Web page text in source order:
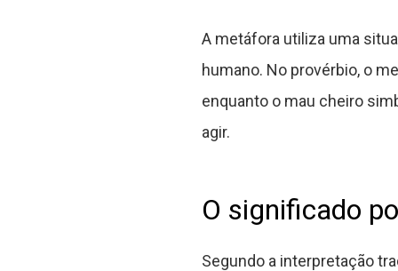
A metáfora utiliza uma
humano. No provérbio, o
enquanto o mau cheiro
agir.
O significado
Segundo a interpretação